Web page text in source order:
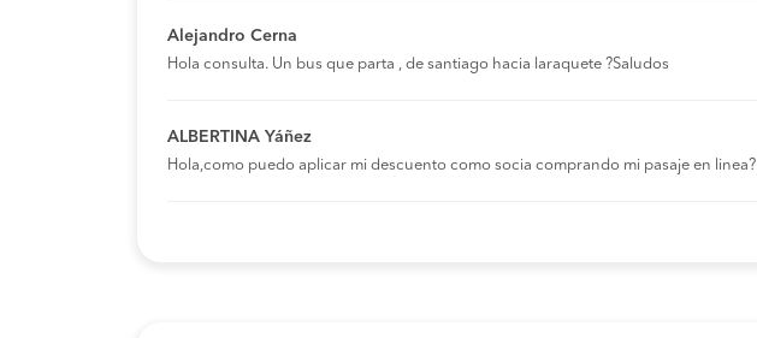
Alejandro Cerna
Hola consulta. Un bus que parta , de santiago hacia laraquete ?Saludos
ALBERTINA Yáñez
Hola,como puedo aplicar mi descuento como socia comprando mi pasaje en linea?